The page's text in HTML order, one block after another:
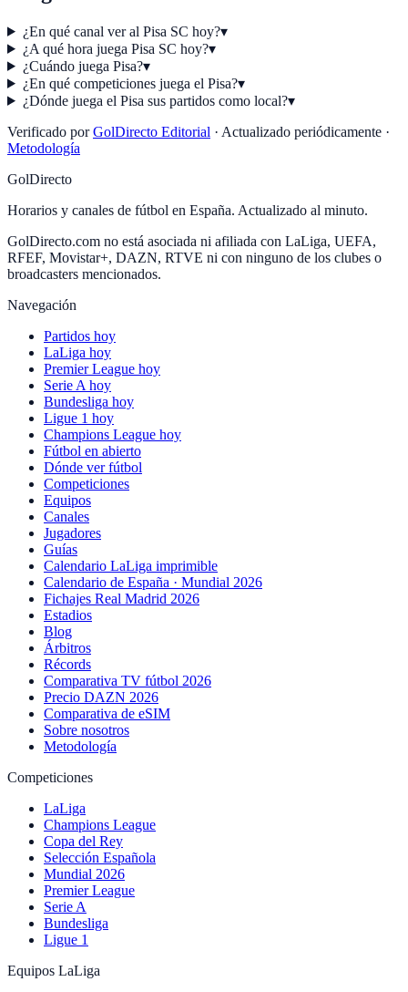
¿En qué canal ver al Pisa SC hoy?▾
¿A qué hora juega Pisa SC hoy?▾
¿Cuándo juega Pisa?▾
¿En qué competiciones juega el Pisa?▾
¿Dónde juega el Pisa sus partidos como local?▾
Verificado por GolDirecto Editorial · Actualizado periódicamente ·
Metodología
GolDirecto
Horarios y canales de fútbol en España. Actualizado al minuto.
GolDirecto.com no está asociada ni afiliada con LaLiga, UEFA,
RFEF, Movistar+, DAZN, RTVE ni con ninguno de los clubes o
broadcasters mencionados.
Navegación
Partidos hoy
LaLiga hoy
Premier League hoy
Serie A hoy
Bundesliga hoy
Ligue 1 hoy
Champions League hoy
Fútbol en abierto
Dónde ver fútbol
Competiciones
Equipos
Canales
Jugadores
Guías
Calendario LaLiga imprimible
Calendario de España · Mundial 2026
Fichajes Real Madrid 2026
Estadios
Blog
Árbitros
Récords
Comparativa TV fútbol 2026
Precio DAZN 2026
Comparativa de eSIM
Sobre nosotros
Metodología
Competiciones
LaLiga
Champions League
Copa del Rey
Selección Española
Mundial 2026
Premier League
Serie A
Bundesliga
Ligue 1
Equipos LaLiga